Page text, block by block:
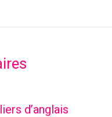
d’anglais